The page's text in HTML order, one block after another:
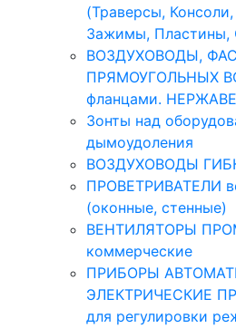
(Траверсы,
Зажимы, Пластины,
ВОЗДУХОВОДЫ,
ПРЯМОУГОЛЬНЫХ
фланцами.
Зонты над
дымоудоления
ВОЗДУХОВОДЫ
ПРОВЕТРИВАТЕЛИ
(оконные, стенные)
ВЕНТИЛЯТОРЫ
коммерческие
ПРИБОРЫ
ЭЛЕКТРИЧЕСКИЕ
для регулировки